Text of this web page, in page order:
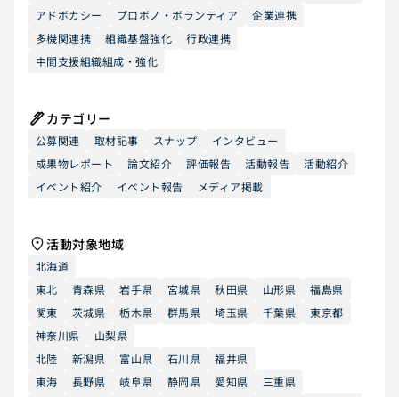
アドボカシー
プロボノ・ボランティア
企業連携
多機関連携
組織基盤強化
行政連携
中間支援組織組成・強化
カテゴリー
公募関連 取材記事 スナップ
インタビュー
成果物レポート
論文紹介 評価報告 活動報告
活動紹介
イベント紹介
イベント報告 メディア掲載
活動対象地域
北海道
東北
青森県 岩手県 宮城県 秋田県 山形県
福島県
関東
茨城県 栃木県 群馬県 埼玉県 千葉県
東京都
神奈川県
山梨県
北陸
新潟県 富山県 石川県
福井県
東海
長野県 岐阜県 静岡県 愛知県
三重県